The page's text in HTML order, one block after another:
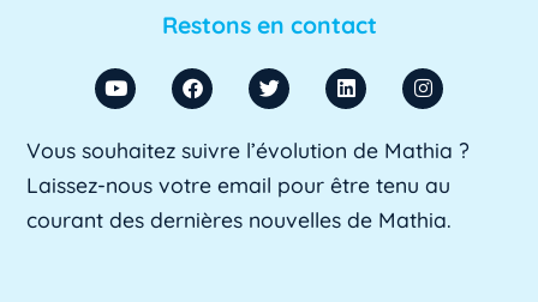
d'Université. Il s'agit d'un fonctionnaire chargé
ADA SUP
ADA SUP est l'acronyme de l'Association
professionnelle des directeurs d'achats des [...]
Restons en contact
Vous souhaitez suivre l’évolution de Mathia ?
Laissez-nous votre email pour être tenu au
courant des dernières nouvelles de Mathia.